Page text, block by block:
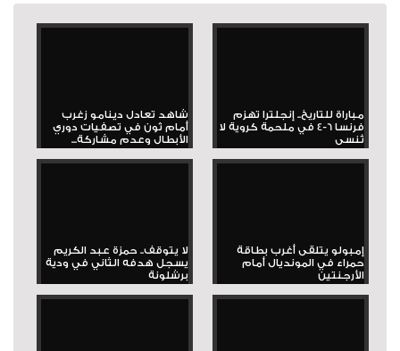
مباراة للتاريخ.. إنجلترا تهزم
فرنسا 6-4 في ملحمة كروية لا
تُنسى
شاهد تعادل دينامو زغرب
أمام ثون في تصفيات دوري
الأبطال وعدم مشاركة...
إمبولو يتلقى أغرب بطاقة
حمراء في المونديال أمام
الأرجنتين
لا يتوقف.. حمزة عبد الكريم
يسجل هدفه الثاني في ودية
برشلونة